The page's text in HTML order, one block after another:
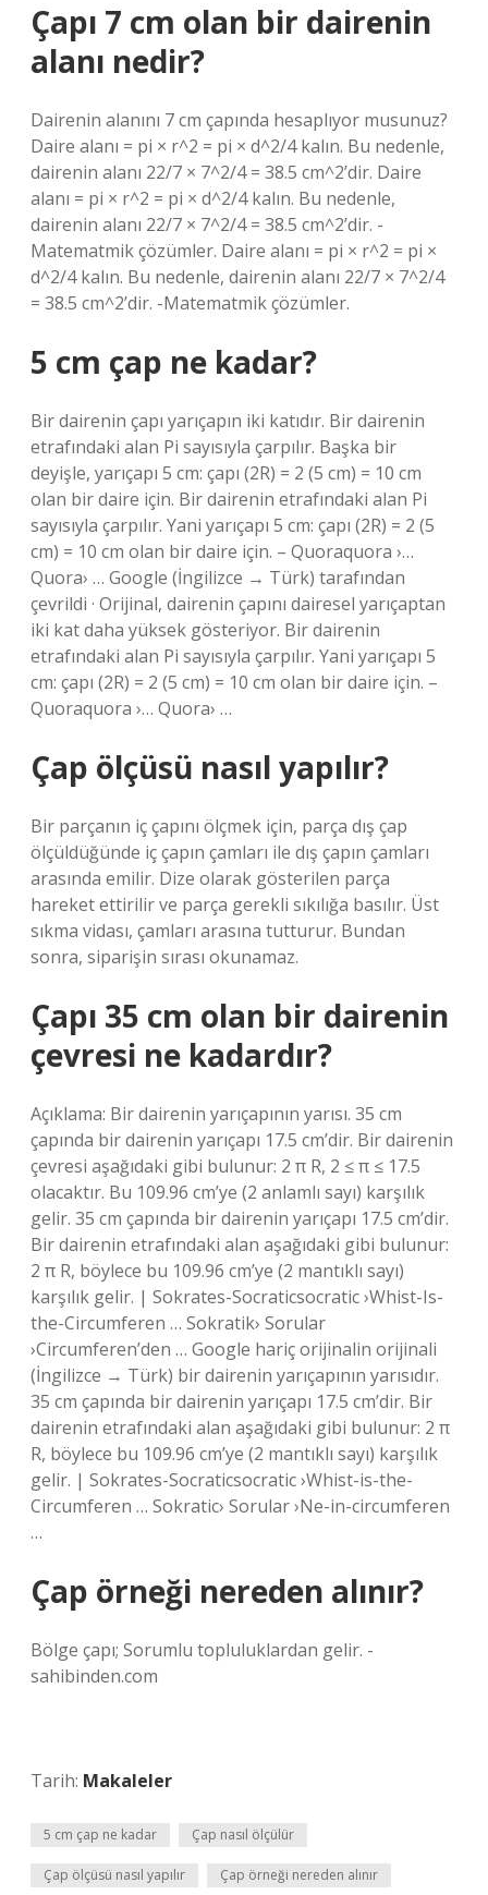
Çapı 7 cm olan bir dairenin
alanı nedir?
Dairenin alanını 7 cm çapında hesaplıyor musunuz?
Daire alanı = pi × r^2 = pi × d^2/4 kalın. Bu nedenle,
dairenin alanı 22/7 × 7^2/4 = 38.5 cm^2’dir. Daire
alanı = pi × r^2 = pi × d^2/4 kalın. Bu nedenle,
dairenin alanı 22/7 × 7^2/4 = 38.5 cm^2’dir. -
Matematmik çözümler. Daire alanı = pi × r^2 = pi ×
d^2/4 kalın. Bu nedenle, dairenin alanı 22/7 × 7^2/4
= 38.5 cm^2’dir. -Matematmik çözümler.
5 cm çap ne kadar?
Bir dairenin çapı yarıçapın iki katıdır. Bir dairenin
etrafındaki alan Pi sayısıyla çarpılır. Başka bir
deyişle, yarıçapı 5 cm: çapı (2R) = 2 (5 cm) = 10 cm
olan bir daire için. Bir dairenin etrafındaki alan Pi
sayısıyla çarpılır. Yani yarıçapı 5 cm: çapı (2R) = 2 (5
cm) = 10 cm olan bir daire için. – Quoraquora ›…
Quora› … Google (İngilizce → Türk) tarafından
çevrildi · Orijinal, dairenin çapını dairesel yarıçaptan
iki kat daha yüksek gösteriyor. Bir dairenin
etrafındaki alan Pi sayısıyla çarpılır. Yani yarıçapı 5
cm: çapı (2R) = 2 (5 cm) = 10 cm olan bir daire için. –
Quoraquora ›… Quora› …
Çap ölçüsü nasıl yapılır?
Bir parçanın iç çapını ölçmek için, parça dış çap
ölçüldüğünde iç çapın çamları ile dış çapın çamları
arasında emilir. Dize olarak gösterilen parça
hareket ettirilir ve parça gerekli sıkılığa basılır. Üst
sıkma vidası, çamları arasına tutturur. Bundan
sonra, siparişin sırası okunamaz.
Çapı 35 cm olan bir dairenin
çevresi ne kadardır?
Açıklama: Bir dairenin yarıçapının yarısı. 35 cm
çapında bir dairenin yarıçapı 17.5 cm’dir. Bir dairenin
çevresi aşağıdaki gibi bulunur: 2 π R, 2 ≤ π ≤ 17.5
olacaktır. Bu 109.96 cm’ye (2 anlamlı sayı) karşılık
gelir. 35 cm çapında bir dairenin yarıçapı 17.5 cm’dir.
Bir dairenin etrafındaki alan aşağıdaki gibi bulunur:
2 π R, böylece bu 109.96 cm’ye (2 mantıklı sayı)
karşılık gelir. | Sokrates-Socraticsocratic ›Whist-Is-
the-Circumferen … Sokratik› Sorular
›Circumferen’den … Google hariç orijinalin orijinali
(İngilizce → Türk) bir dairenin yarıçapının yarısıdır.
35 cm çapında bir dairenin yarıçapı 17.5 cm’dir. Bir
dairenin etrafındaki alan aşağıdaki gibi bulunur: 2 π
R, böylece bu 109.96 cm’ye (2 mantıklı sayı) karşılık
gelir. | Sokrates-Socraticsocratic ›Whist-is-the-
Circumferen … Sokratic› Sorular ›Ne-in-circumferen
…
Çap örneği nereden alınır?
Bölge çapı; Sorumlu topluluklardan gelir. -
sahibinden.com
Tarih: Makaleler
5 cm çap ne kadar Çap nasıl ölçülür
Çap ölçüsü nasıl yapılır Çap örneği nereden alınır